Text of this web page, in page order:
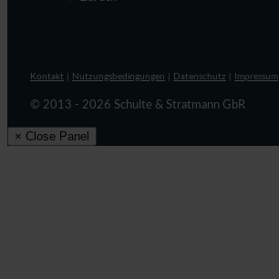
Kontakt Nutzungsbedingungen Datenschutz Impressum
© 2013 - 2026 Schulte & Stratmann GbR
× Close Panel